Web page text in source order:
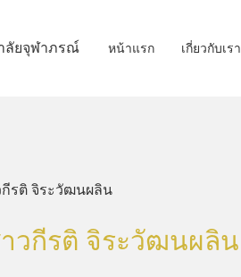
หน้าแรก เกี่ยวกับเรา
วกีรติ จิระวัฒนผลิน